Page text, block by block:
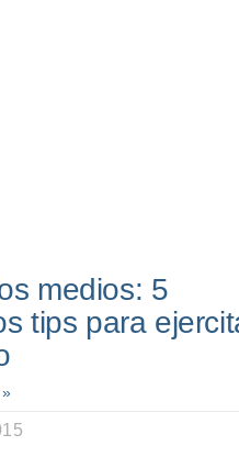
medios: 5
tips para